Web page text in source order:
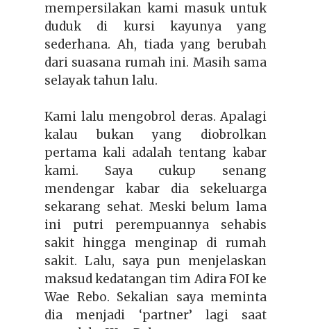
mempersilakan kami masuk untuk
duduk di kursi kayunya yang
sederhana. Ah, tiada yang berubah
dari suasana rumah ini. Masih sama
selayak tahun lalu.
Kami lalu mengobrol deras. Apalagi
kalau bukan yang diobrolkan
pertama kali adalah tentang kabar
kami. Saya cukup senang
mendengar kabar dia sekeluarga
sekarang sehat. Meski belum lama
ini putri perempuannya sehabis
sakit hingga menginap di rumah
sakit. Lalu, saya pun menjelaskan
maksud kedatangan tim Adira FOI ke
Wae Rebo. Sekalian saya meminta
dia menjadi ‘partner’ lagi saat